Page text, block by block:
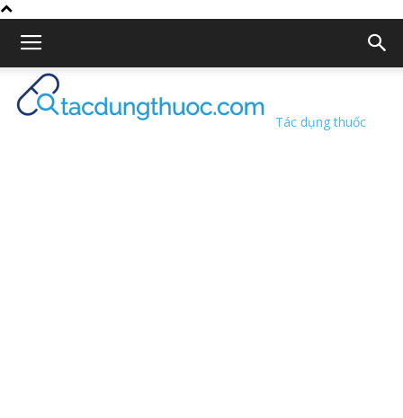
Tác dụng thuốc